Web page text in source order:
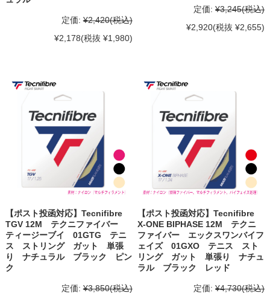
定価: ¥2,420(税込)
¥2,178(税抜 ¥1,980)
定価: ¥3,245(税込)
¥2,920(税抜 ¥2,655)
【ポスト投函対応】Tecnifibre
TGV 12M テクニファイバー
ティージーブイ 01GTG テニ
ス ストリング ガット 単張
り ナチュラル ブラック ピン
ク
定価: ¥3,850(税込)
【ポスト投函対応】Tecnifibre
X-ONE BIPHASE 12M テクニ
ファイバー エックスワンバイフ
ェイズ 01GXO テニス スト
リング ガット 単張り ナチュ
ラル ブラック レッド
定価: ¥4,730(税込)